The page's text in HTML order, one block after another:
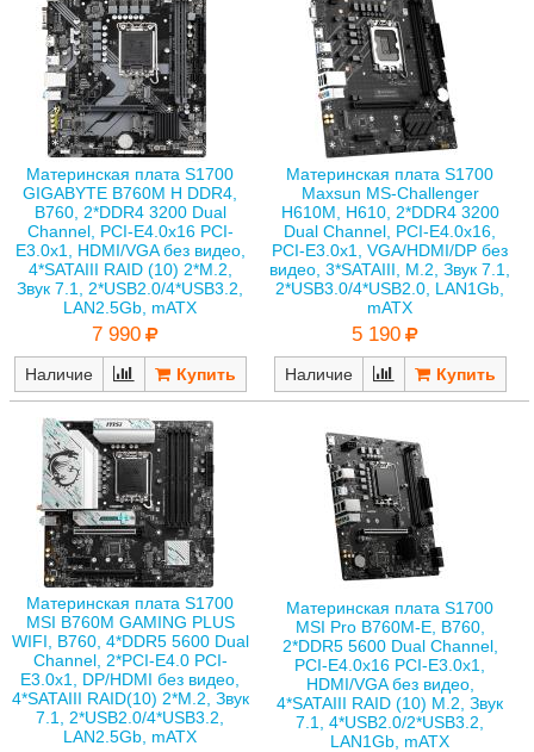
Материнская плата S1700
GIGABYTE B760M H DDR4,
B760, 2*DDR4 3200 Dual
Channel, PCI-E4.0x16 PCI-
E3.0x1, HDMI/VGA без видео,
4*SATAIII RAID (10) 2*M.2,
Звук 7.1, 2*USB2.0/4*USB3.2,
LAN2.5Gb, mATX
7 990
Наличие
Материнская плата S1700
Maxsun MS-Challenger
H610M, H610, 2*DDR4 3200
Dual Channel, PCI-E4.0x16,
PCI-E3.0x1, VGA/HDMI/DP без
видео, 3*SATAIII, M.2, Звук 7.1,
2*USB3.0/4*USB2.0, LAN1Gb,
mATX
5 190
Наличие
Материнская плата S1700
MSI B760M GAMING PLUS
WIFI, B760, 4*DDR5 5600 Dual
Channel, 2*PCI-E4.0 PCI-
E3.0x1, DP/HDMI без видео,
4*SATAIII RAID(10) 2*M.2, Звук
7.1, 2*USB2.0/4*USB3.2,
LAN2.5Gb, mATX
Материнская плата S1700
MSI Pro B760M-E, B760,
2*DDR5 5600 Dual Channel,
PCI-E4.0x16 PCI-E3.0x1,
HDMI/VGA без видео,
4*SATAIII RAID (10) M.2, Звук
7.1, 4*USB2.0/2*USB3.2,
LAN1Gb, mATX